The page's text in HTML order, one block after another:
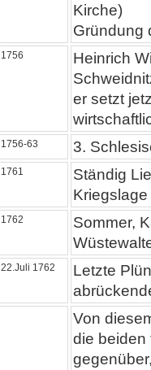
Kirche)
Gründung
1756
Heinrich
er setzt
1756-63 3.
1761
Ständig
Kriegslage
1762
Sommer,
22.Juli 1762
Letzte
Von
die beiden